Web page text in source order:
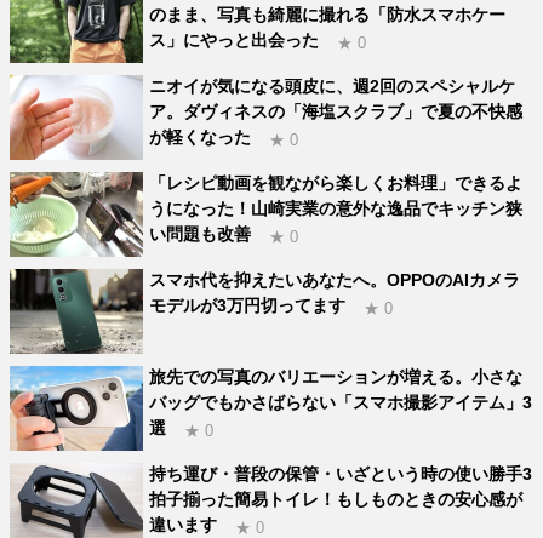
のまま、写真も綺麗に撮れる「防水スマホケー
ス」にやっと出会った
★ 0
ニオイが気になる頭皮に、週2回のスペシャルケ
ア。ダヴィネスの「海塩スクラブ」で夏の不快感
が軽くなった
★ 0
「レシピ動画を観ながら楽しくお料理」できるよ
うになった！山崎実業の意外な逸品でキッチン狭
い問題も改善
★ 0
スマホ代を抑えたいあなたへ。OPPOのAIカメラ
モデルが3万円切ってます
★ 0
旅先での写真のバリエーションが増える。小さな
バッグでもかさばらない「スマホ撮影アイテム」3
選
★ 0
持ち運び・普段の保管・いざという時の使い勝手3
拍子揃った簡易トイレ！もしものときの安心感が
違います
★ 0